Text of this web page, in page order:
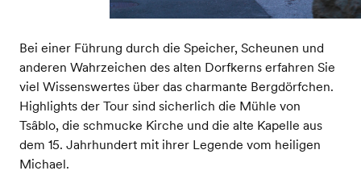
Bei einer Führung durch die Speicher, Scheunen und
anderen Wahrzeichen des alten Dorfkerns erfahren Sie
viel Wissenswertes über das charmante Bergdörfchen.
Highlights der Tour sind sicherlich die Mühle von
Tsâblo, die schmucke Kirche und die alte Kapelle aus
dem 15. Jahrhundert mit ihrer Legende vom heiligen
Michael.